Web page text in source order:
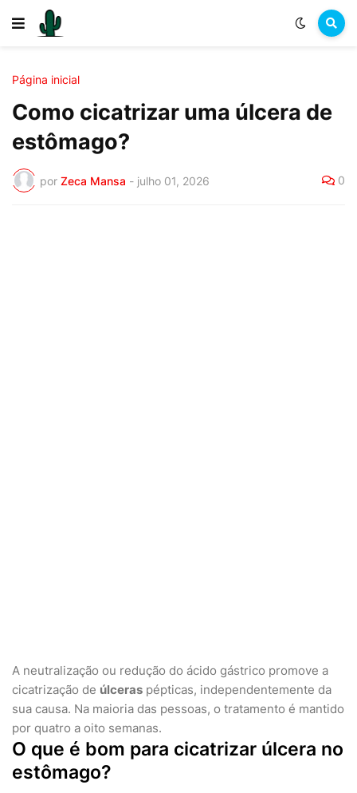
Página inicial
Como cicatrizar uma úlcera de
estômago?
por Zeca Mansa - julho 01, 2026 0
A neutralização ou redução do ácido gástrico promove a
cicatrização de úlceras pépticas, independentemente da
sua causa. Na maioria das pessoas, o tratamento é mantido
por quatro a oito semanas.
O que é bom para cicatrizar úlcera no
estômago?